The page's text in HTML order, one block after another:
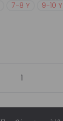
7-8 Y 9-10 Y